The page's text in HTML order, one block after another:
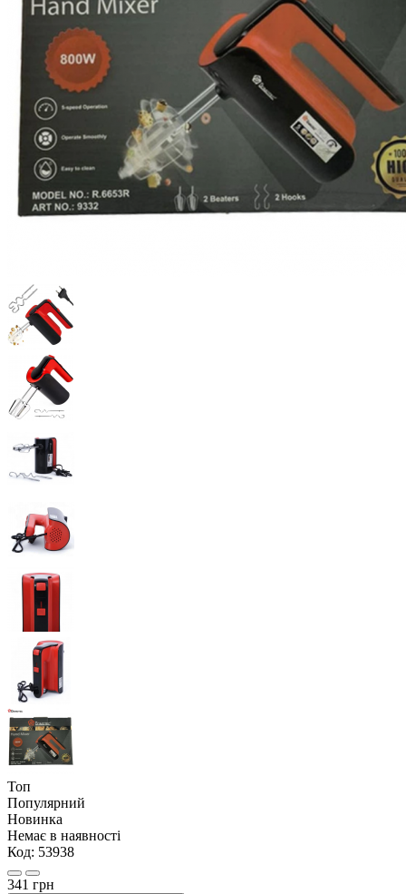
Топ
Популярний
Новинка
Немає в наявності
Код: 53938
341 грн